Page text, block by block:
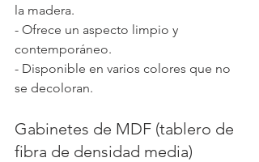
la madera.
- Ofrece un aspecto limpio y
contemporáneo.
- Disponible en varios colores que no
se decoloran.
Gabinetes de MDF (tablero de
fibra de densidad media)